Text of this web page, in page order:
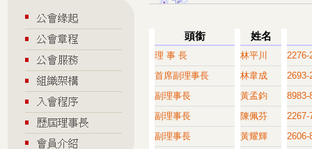
服務團隊 最新訊息
頭銜 姓名
理 事 長 林平川
2276-
首席副理事長
林韋成
2693-
副理事長
黃孟鈞
8983-
副理事長
陳佩芬
2267-
副理事長
黃耀輝
2606-